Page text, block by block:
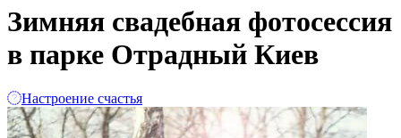
Зимняя свадебная фотосессия
в парке Отрадный Киев
Настроение счастья